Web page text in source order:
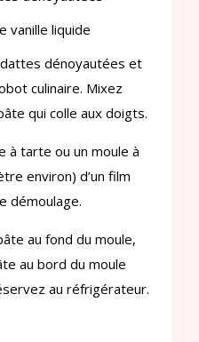
vanille liquide
dénoyautées et
culinaire. Mixez
qui colle aux doigts.
à tarte ou un moule à
environ) d’un film
démoulage.
au fond du moule,
au bord du moule
au réfrigérateur.